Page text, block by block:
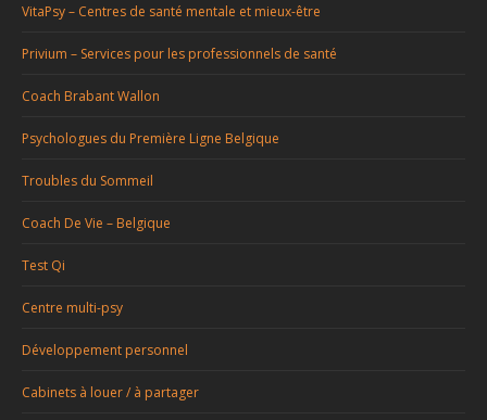
VitaPsy – Centres de santé mentale et mieux-être
Privium – Services pour les professionnels de santé
Coach Brabant Wallon
Psychologues du Première Ligne Belgique
Troubles du Sommeil
Coach De Vie – Belgique
Test Qi
Centre multi-psy
Développement personnel
Cabinets à louer / à partager